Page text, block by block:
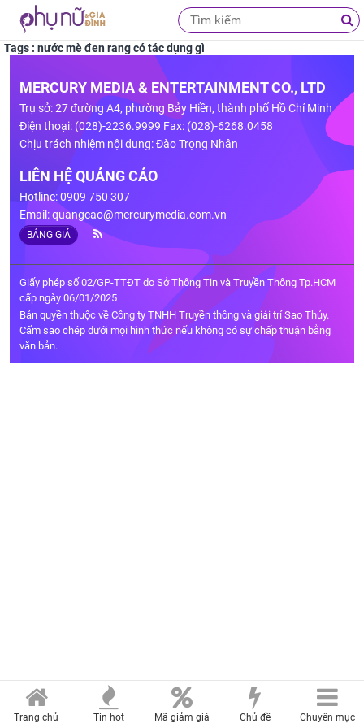
Tags : nước mè đen rang có tác dụng gì
MERCURY MEDIA & ENTERTAINMENT CO., LTD
Trụ sở: 27 đường A4, phường Bảy Hiền, thành phố Hồ Chí Minh
Điện thoại: (028)-2236.9999 Fax: (028)-6268.0458
Chịu trách nhiệm nội dung: Đào Trọng Nhân
LIÊN HỆ QUẢNG CÁO
Hotline: 0909 750 307
Email:quangcao@mercurymedia.com.vn
BẢNG GIÁ
Giấy phép số 02/GP-TTĐT do Sở Thông Tin và Truyền Thông Tp.HCM
cấp ngày 06/01/2025
Bản quyền thuộc về Công ty TNHH Truyền thông và giải trí Sao Thủy.
Cấm sao chép dưới mọi hình thức nếu không có sự chấp thuận bằng
văn bản.
Trang chủ Tin hot Mã giảm giá Chủ đề Chuyên mục